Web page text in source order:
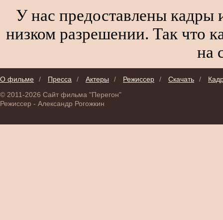
У нас предоставлены кадры
низком разрешении. Так что
на
О фильме / Пресса / Актеры / Режиссер / Скачать /
© 2011-2026 Сайт фильма "Перегон"
Режиссер - Александр Рогожкин